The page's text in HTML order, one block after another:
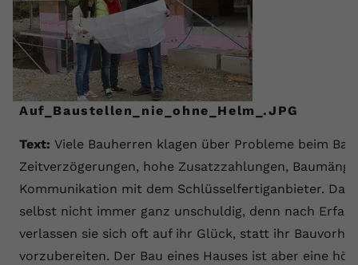
Auf_Baustellen_nie_ohne_Helm_.JPG
Text: Viele Bauherren klagen über Probleme beim
Zeitverzögerungen, hohe Zusatzzahlungen,
Kommunikation mit dem Schlüsselfertiganbieter.
selbst nicht immer ganz unschuldig, denn nach
verlassen sie sich oft auf ihr Glück, statt ihr
vorzubereiten. Der Bau eines Hauses ist aber eine